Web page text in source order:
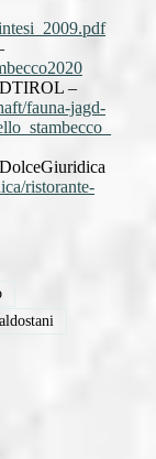
–
fauna-jagd-
ristorante-